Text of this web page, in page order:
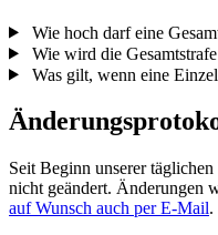
Wie hoch darf eine
Wie wird die
Was gilt, wenn eine
Seit Beginn unserer
nicht geändert. Änderungen
auf Wunsch auch per E-Mail.